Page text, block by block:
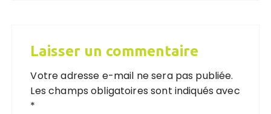
Laisser un commentaire
Votre adresse e-mail ne sera pas publiée.
Les champs obligatoires sont indiqués avec
*